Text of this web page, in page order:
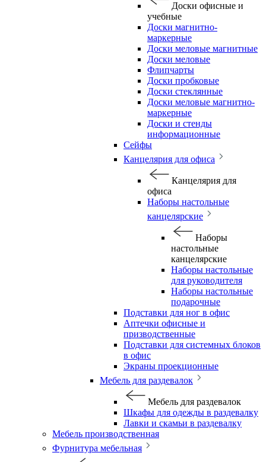
Доски офисные и
учебные
Доски магнитно-
маркерные
Доски меловые магнитные
Доски меловые
Флипчарты
Доски пробковые
Доски стеклянные
Доски меловые магнитно-
маркерные
Доски и стенды
информационные
Сейфы
Канцелярия для офиса
Канцелярия для
офиса
Наборы настольные
канцелярские
Наборы
настольные
канцелярские
Наборы настольные
для руководителя
Наборы настольные
подарочные
Подставки для ног в офис
Аптечки офисные и
призводственные
Подставки для системных блоков
в офис
Экраны проекционные
Мебель для раздевалок
Мебель для раздевалок
Шкафы для одежды в раздевалку
Лавки и скамьи в раздевалку
Мебель производственная
Фурнитура мебельная